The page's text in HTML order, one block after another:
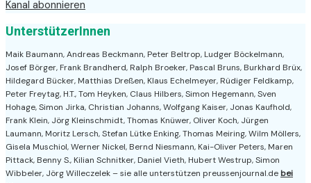
Kanal abonnieren
UnterstützerInnen
Maik Baumann, Andreas Beckmann, Peter Beltrop, Ludger Böckelmann,
Josef Börger, Frank Brandherd, Ralph Broeker, Pascal Bruns, Burkhard Brüx,
Hildegard Bücker, Matthias Dreßen, Klaus Echelmeyer, Rüdiger Feldkamp,
Peter Freytag, H.T., Tom Heyken, Claus Hilbers, Simon Hegemann, Sven
Hohage, Simon Jirka, Christian Johanns, Wolfgang Kaiser, Jonas Kaufhold,
Frank Klein, Jörg Kleinschmidt, Thomas Knüwer, Oliver Koch, Jürgen
Laumann, Moritz Lersch, Stefan Lütke Enking, Thomas Meiring, Wilm Möllers,
Gisela Muschiol, Werner Nickel, Bernd Niesmann, Kai-Oliver Peters, Maren
Pittack, Benny S., Kilian Schnitker, Daniel Vieth, Hubert Westrup, Simon
Wibbeler, Jörg Willeczelek – sie alle unterstützen preussenjournal.de bei